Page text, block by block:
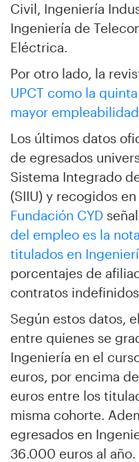
Civil, Ingeniería
Ingeniería de
Eléctrica.
Por otro lado, la
UPCT como la
mayor empleabilidad
Los últimos datos
de egresados
Sistema Integrado
(SIIU) y recogidos en
Fundación CYD
del empleo es la
titulados en
porcentajes de
contratos
Según estos datos,
entre quienes se
Ingeniería en el
euros, por encima
euros entre los
misma cohorte.
egresados en
36.000 euros al año.